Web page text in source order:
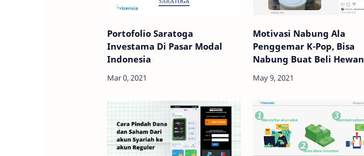
Portofolio Saratoga
Investama Di Pasar Modal
Indonesia
Motivasi Nabung Ala
Penggemar K-Pop, Bisa
Nabung Buat Beli Hewan
Qurban!!